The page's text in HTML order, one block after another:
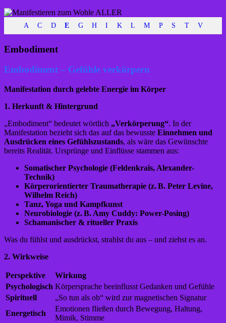
A C D E G H I K L M P S T V
Embodiment
Embodiment – Gefühle verkörpern
Manifestation durch gelebte Energie im Körper
1. Herkunft & Hintergrund
„Embodiment“ bedeutet wörtlich „Verkörperung“. In der
Manifestation bezieht sich das auf das bewusste Einnehmen und
Ausdrücken eines Gefühlszustands, als wäre das Gewünschte
bereits Realität. Ursprünge und Einflüsse stammen aus:
Somatischer Psychologie (Feldenkrais, Alexander-
Technik)
Körperorientierter Traumatherapie (z.B. Peter Levine,
Wilhelm Reich)
Tanz, Yoga und Kampfkunst
Neurobiologie (z.B. Amy Cuddy: Power-Posing)
Schamanischer & ritueller Praxis
Was du fühlst und ausdrückst, strahlst du aus – und ziehst es an.
2. Wirkweise
Perspektive
Wirkung
Psychologisch Körpersprache beeinflusst Gedanken und Gefühle
Spirituell
„So tun als ob“ wird zur magnetischen Signatur
Energetisch
Emotionen fließen durch Bewegung, Haltung,
Mimik, Stimme